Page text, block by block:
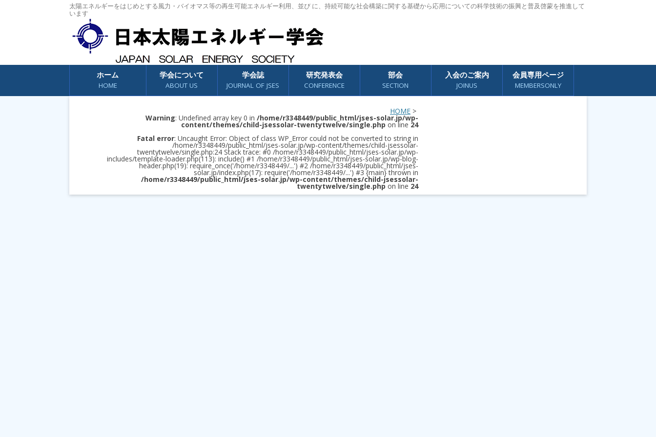
太陽エネルギーをはじめとする風力・バイオマス等の再生可能エネルギー利用、並び に、持続可能な社会構築に関する基礎から応用についての科学技術の振興と普及啓蒙を推進して
います
コンテンツへスキップ
ホーム
HOME
学会について
ABOUT US
学会誌
JOURNAL OF JSES
研究発表会
CONFERENCE
部会
SECTION
入会のご案内
JOINUS
会員専用ページ
MEMBERSONLY
HOME >
Warning: Undefined array key 0 in /home/r3348449/public_html/jses-solar.jp/wp-
content/themes/child-jsessolar-twentytwelve/single.php on line 24
Fatal error: Uncaught Error: Object of class WP_Error could not be converted to string in
/home/r3348449/public_html/jses-solar.jp/wp-content/themes/child-jsessolar-
twentytwelve/single.php:24 Stack trace: #0 /home/r3348449/public_html/jses-solar.jp/wp-
includes/template-loader.php(113): include() #1 /home/r3348449/public_html/jses-solar.jp/wp-blog-
header.php(19): require_once('/home/r3348449/...') #2 /home/r3348449/public_html/jses-
solar.jp/index.php(17): require('/home/r3348449/...') #3 {main} thrown in
/home/r3348449/public_html/jses-solar.jp/wp-content/themes/child-jsessolar-
twentytwelve/single.php on line 24